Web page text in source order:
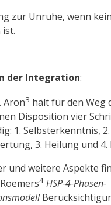
zur Unruhe, wenn
der Integration:
Aron3 hält für den Weg
Disposition vier
1. Selbsterkenntnis, 2.
3. Heilung und 4.
und weitere Aspekte
4 HSP-4-Phasen-